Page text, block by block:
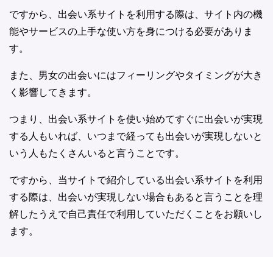
ですから、出会い系サイトを利用する際は、サイト内の機
能やサービスの上手な使い方を身につける必要がありま
す。
また、男女の出会いにはフィーリングやタイミングが大き
く影響してきます。
つまり、出会い系サイトを使い始めてすぐに出会いが実現
する人もいれば、いつまで経っても出会いが実現しないと
いう人もたくさんいると言うことです。
ですから、当サイトで紹介している出会い系サイトを利用
する際は、出会いが実現しない場合もあると言うことを理
解したうえで自己責任で利用していただくことをお願いし
ます。